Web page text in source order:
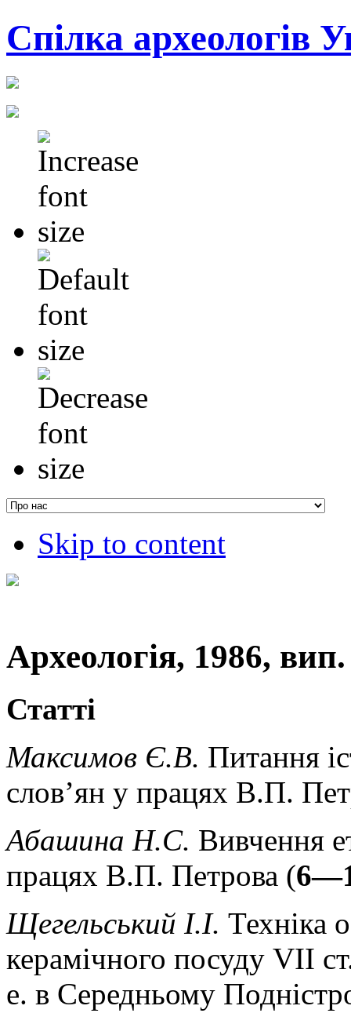
Cпілка археологів
Skip to content
Археологія, 1986, вип.
Статті
Максимов Є.В. Питання
слов’ян у працях В.П.
Абашина Н.С. Вивчення
працях В.П. Петрова (
Щегельський І.І. Техніка
керамічного посуду VII
е. в Середньому